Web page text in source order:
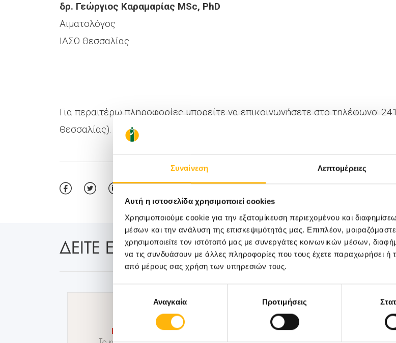
Συναίνεση Λεπτομέρειες
Αυτή η ιστοσελίδα χρησιμοποιεί cookies
Χρησιμοποιούμε cookie για την εξατομίκευση περιεχομένου και
μέσων και την ανάλυση της επισκεψιμότητάς μας. Επιπλέον,
χρησιμοποιείτε τον ιστότοπό μας με συνεργάτες κοινωνικών μέσων,
να τις συνδυάσουν με άλλες πληροφορίες που τους έχετε παραχωρήσει ή
από μέρους σας χρήση των υπηρεσιών τους.
συγκατάθεσηςΑναγκαία Προτιμήσεις
δρ. Γεώργιος Καραμαρίας MSc, PhD
Αιματολόγος
ΙΑΣΩ Θεσσαλίας
Για περαιτέρω πληροφορίες μπορείτε να επικοινωνήσετε στο τηλέφωνο:
Θεσσαλίας).
ΔΕΙΤΕ ΕΠΙΣΗΣ:
ΓΕΝΙΚΗ ΚΛΙΝΙΚΗ
Το ΙΑΣΩ Θεσσαλίας
καλοκαιρινή εθελοντική